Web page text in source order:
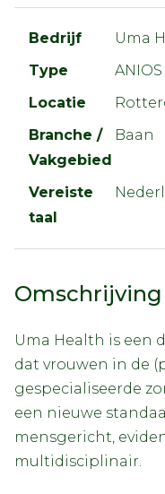
Bedrijf
Uma
Type
ANIOS
Locatie
Branche /
Vakgebied
Baan
Vereiste
taal
Omschrijving
Uma Health is een
dat vrouwen in de
gespecialiseerde
een nieuwe
mensgericht,
multidisciplinair.